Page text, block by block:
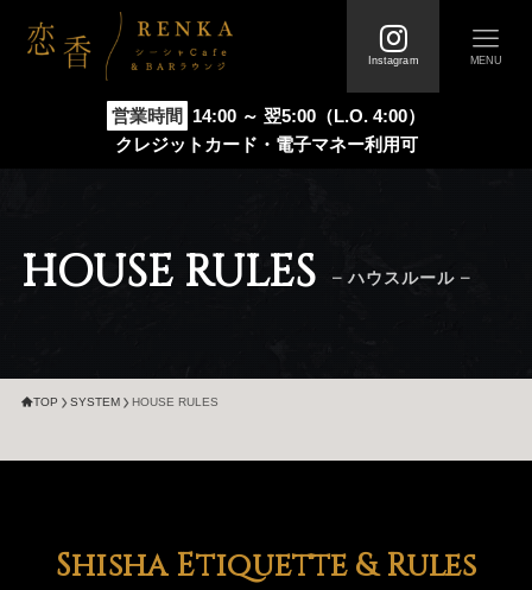
TOP FIRST
SYSTEM メニュー / 料金システム
FAQ
RECRUIT
求人情報
CONTACT
お問い合わせ
Instagram MENU
営業時間
14:00 ～ 翌5:00（L.O. 4:00）
クレジットカード・電子マネー利用可
HOUSE RULES – ハウスルール –
TOP SYSTEM HOUSE RULES
Shisha Etiquette & Rules